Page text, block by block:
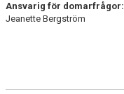
Ansvarig för domarfrågor:
Jeanette Bergström